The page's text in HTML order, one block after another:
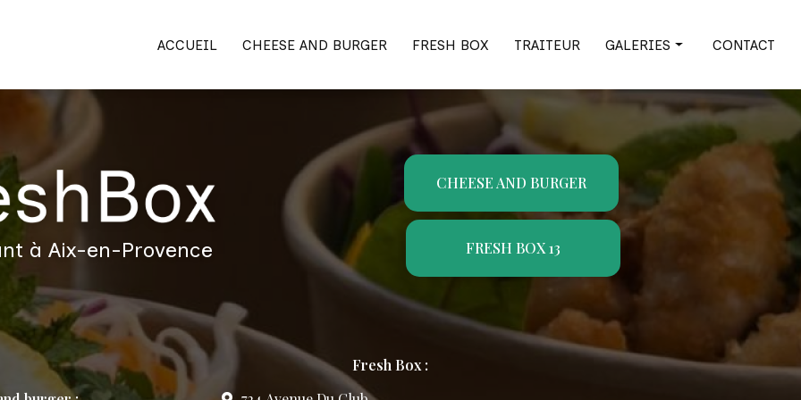
ACCUEIL CHEESE AND BURGER FRESH BOX TRAITEUR GALERIES
Cheese and burger
CONTACT
à Aix-en-Provence
CHEESE AND BURGER
FRESH BOX 13
Fresh Box :